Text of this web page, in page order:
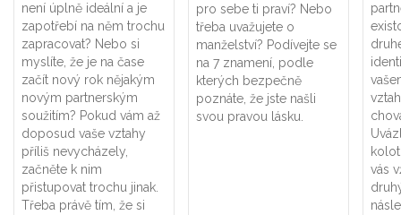
není úplně ideální a je
zapotřebí na něm trochu
zapracovat? Nebo si
myslíte, že je na čase
začít nový rok nějakým
novým partnerským
soužitím? Pokud vám až
doposud vaše vztahy
příliš nevycházely,
začněte k nim
přistupovat trochu jinak.
Třeba právě tím, že si
pro sebe ti praví? Nebo
třeba uvažujete o
manželství? Podívejte se
na 7 znamení, podle
kterých bezpečně
poznáte, že jste našli
svou pravou lásku.
vás